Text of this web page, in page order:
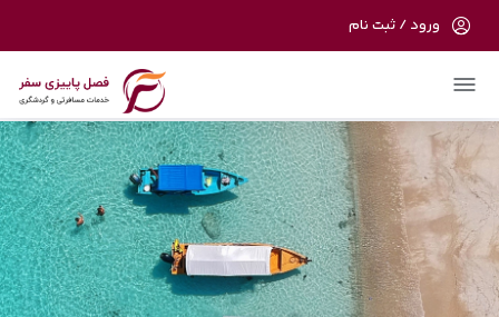
ورود / ثبت نام
در حال حاضر ارتباط با سرور قطع می باشد
لطفا دقایقی بعد مجددا تلاش کنید.